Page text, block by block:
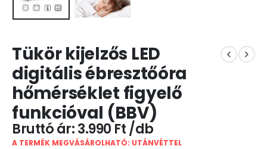
Tükör kijelzős LED
digitális ébresztőóra
hőmérséklet figyelő
funkcióval (BBV)
3.990 Ft
A TERMÉK MEGVÁSÁROLHATÓ: UTÁNVÉTTEL